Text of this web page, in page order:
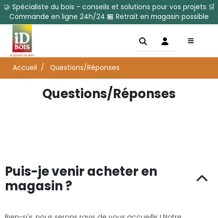
🤝 Spécialiste du bois - conseils et solutions pour vos projets 🛒
Commande en ligne 24h/24 🏪 Retrait en magasin possible
Accueil Questions/Réponses
Questions/Réponses
Puis-je venir acheter en
magasin ?